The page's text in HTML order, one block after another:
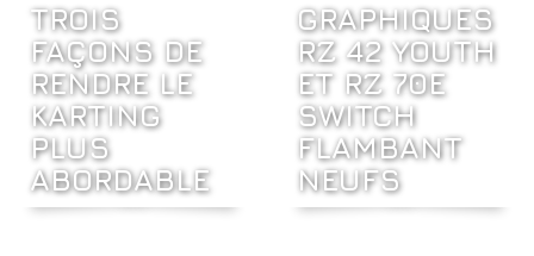
TROIS
FAÇONS DE
RENDRE LE
KARTING
PLUS
ABORDABLE
GRAPHIQUES
RZ 42 YOUTH
ET RZ 70E
SWITCH
FLAMBANT
NEUFS